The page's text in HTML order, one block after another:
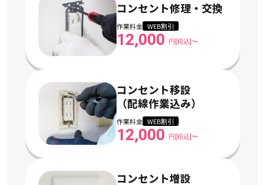
コンセント修理・交換
作業料金 WEB割引
12,000 円[税込]〜
コンセント移設
（配線作業込み）
作業料金 WEB割引
12,000 円[税込]〜
コンセント増設